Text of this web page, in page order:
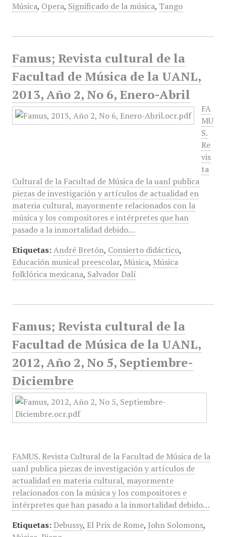
Música, Opera, Significado de la música, Tango
Famus; Revista cultural de la
Facultad de Música de la UANL,
2013, Año 2, No 6, Enero-Abril
FA
MU
S.
Re
vis
ta
Cultural de la Facultad de Música de la uanl publica
piezas de investigación y artículos de actualidad en
materia cultural, mayormente relacionados con la
música y los compositores e intérpretes que han
pasado a la inmortalidad debido…
Etiquetas: André Bretón, Consierto didáctico,
Educación musical preescolar, Música, Música
folklórica mexicana, Salvador Dalí
Famus; Revista cultural de la
Facultad de Música de la UANL,
2012, Año 2, No 5, Septiembre-
Diciembre
FAMUS. Revista Cultural de la Facultad de Música de la
uanl publica piezas de investigación y artículos de
actualidad en materia cultural, mayormente
relacionados con la música y los compositores e
intérpretes que han pasado a la inmortalidad debido…
Etiquetas: Debussy, El Prix de Rome, John Solomons,